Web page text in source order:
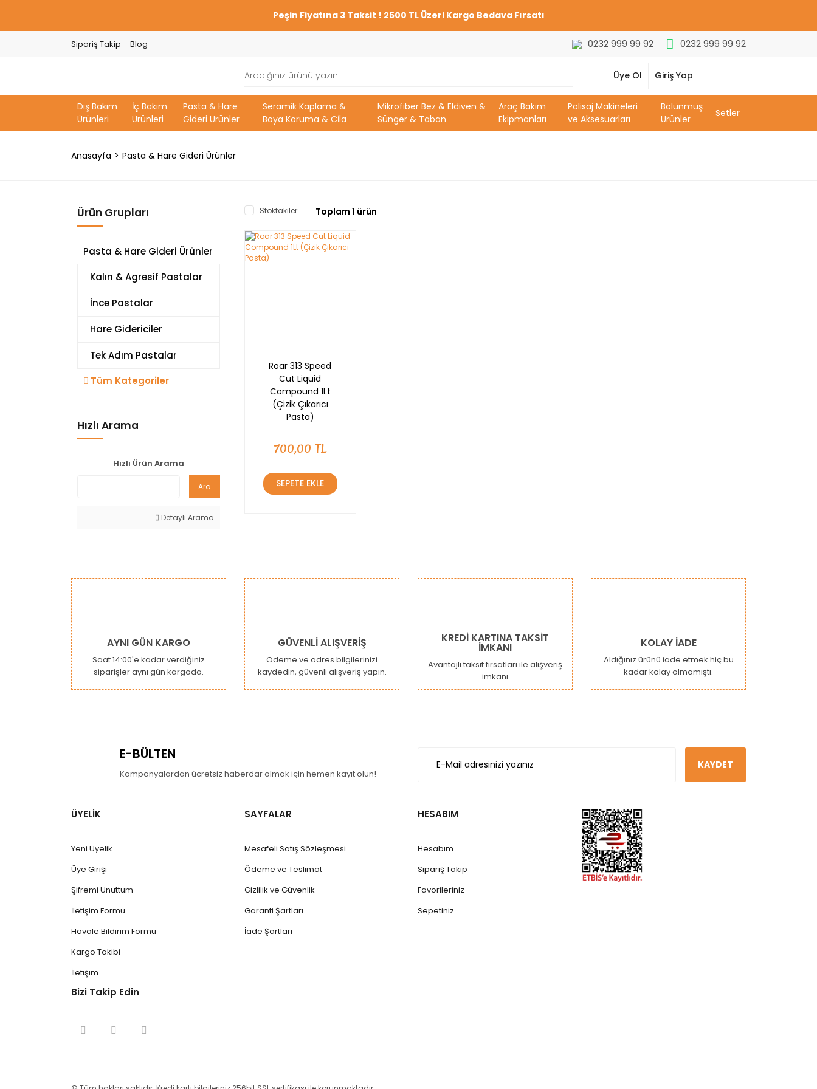
Peşin Fiyatına 3 Taksit ! 2500 TL Üzeri Kargo Bedava Fırsatı
Sipariş Takip Blog 0232 999 99 92 0232 999 99 92
Üye Ol Giriş Yap
Dış Bakım
Ürünleri
İç Bakım
Ürünleri
Pasta & Hare
Gideri Ürünler
Seramik Kaplama &
Boya Koruma & Cİla
Mikrofiber Bez & Eldiven &
Sünger & Taban
Araç Bakım
Ekipmanları
Polisaj Makineleri
ve Aksesuarları
Bölünmüş
Ürünler
Setler
Anasayfa Pasta & Hare Gideri Ürünler
Ürün Grupları
Pasta & Hare Gideri Ürünler
Kalın & Agresif Pastalar
İnce Pastalar
Hare Gidericiler
Tek Adım Pastalar
Tüm Kategoriler
Hızlı Arama
Hızlı Ürün Arama
Ara
Detaylı Arama
Stoktakiler Toplam 1 ürün
Roar 313 Speed
Cut Liquid
Compound 1Lt
(Çizik Çıkarıcı
Pasta)
700,00 TL
SEPETE EKLE
AYNI GÜN KARGO
Saat 14:00'e kadar verdiğiniz
siparişler aynı gün kargoda.
GÜVENLİ ALIŞVERİŞ
Ödeme ve adres bilgilerinizi
kaydedin, güvenli alışveriş yapın.
KREDİ KARTINA TAKSİT
İMKANI
Avantajlı taksit fırsatları ile alışveriş
imkanı
KOLAY İADE
Aldığınız ürünü iade etmek hiç bu
kadar kolay olmamıştı.
E-BÜLTEN
Kampanyalardan ücretsiz haberdar olmak için hemen kayıt olun!
KAYDET
ÜYELİK
Yeni Üyelik
Üye Girişi
Şifremi Unuttum
İletişim Formu
Havale Bildirim Formu
Kargo Takibi
İletişim
SAYFALAR
Mesafeli Satış Sözleşmesi
Ödeme ve Teslimat
Gizlilik ve Güvenlik
Garanti Şartları
İade Şartları
HESABIM
Hesabım
Sipariş Takip
Favorileriniz
Sepetiniz
Bizi Takip Edin